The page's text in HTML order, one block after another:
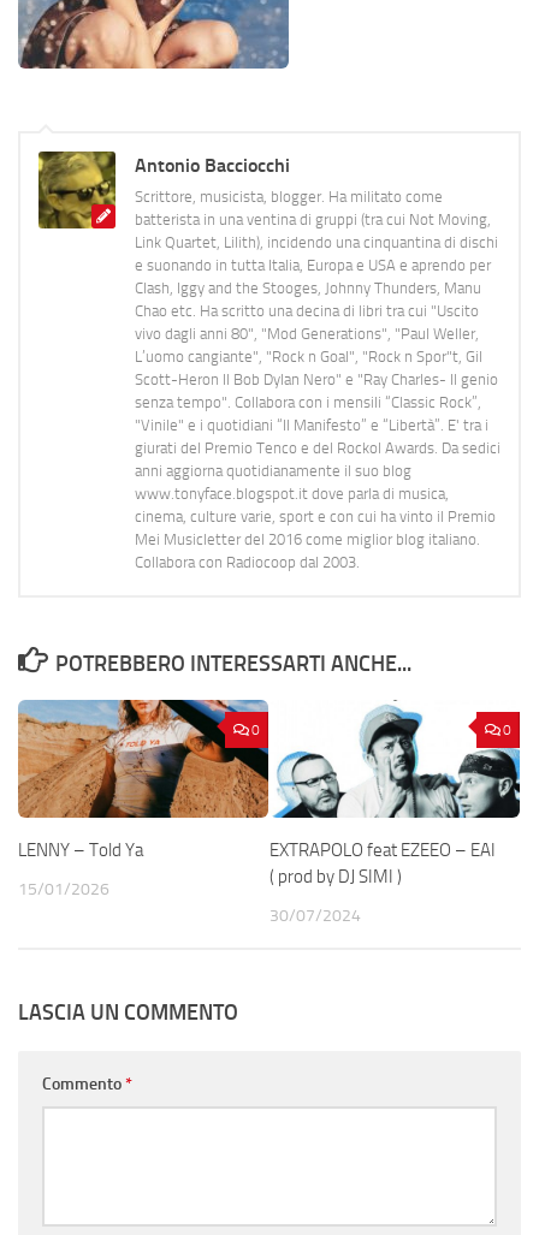
Antonio Bacciocchi
Scrittore, musicista, blogger. Ha militato come
batterista in una ventina di gruppi (tra cui Not Moving,
Link Quartet, Lilith), incidendo una cinquantina di dischi
e suonando in tutta Italia, Europa e USA e aprendo per
Clash, Iggy and the Stooges, Johnny Thunders, Manu
Chao etc. Ha scritto una decina di libri tra cui "Uscito
vivo dagli anni 80", "Mod Generations", "Paul Weller,
L’uomo cangiante", "Rock n Goal", "Rock n Spor"t, Gil
Scott-Heron Il Bob Dylan Nero" e "Ray Charles- Il genio
senza tempo". Collabora con i mensili “Classic Rock”,
"Vinile" e i quotidiani “Il Manifesto” e “Libertà”. E' tra i
giurati del Premio Tenco e del Rockol Awards. Da sedici
anni aggiorna quotidianamente il suo blog
www.tonyface.blogspot.it dove parla di musica,
cinema, culture varie, sport e con cui ha vinto il Premio
Mei Musicletter del 2016 come miglior blog italiano.
Collabora con Radiocoop dal 2003.
POTREBBERO INTERESSARTI ANCHE...
0
LENNY – Told Ya
15/01/2026
0
EXTRAPOLO feat EZEEO – EAI
( prod by DJ SIMI )
30/07/2024
LASCIA UN COMMENTO
Commento*